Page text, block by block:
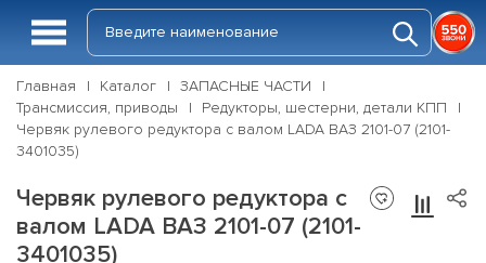
Главная Каталог
ЗАПАСНЫЕ ЧАСТИ
Трансмиссия, приводы
Редукторы, шестерни, детали КПП
Червяк рулевого редуктора с валом LADA ВАЗ 2101-07 (2101-
3401035)
Червяк рулевого редуктора с
валом LADA ВАЗ 2101-07 (2101-
3401035)